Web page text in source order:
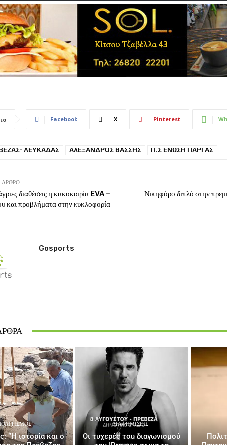
Facebook X Pinterest
ΛΕΥΚΆΔΑΣ ΑΛΈΞΑΝΔΡΟΣ ΒΆΣΣΗΣ Π.Σ ΈΝΩΣΗ ΠΆΡΓΑΣ
ΆΡΘΡΟ
διαθέσεις η κακοκαιρία EVA –
και προβλήματα στην κυκλοφορία
Νικηφόρο διπλό στην
Gosports
”Η ιστορία και ο
ΔΙΑΦΗΜΊΣΕΙΣ
Οι τυχερές του διαγωνισμού